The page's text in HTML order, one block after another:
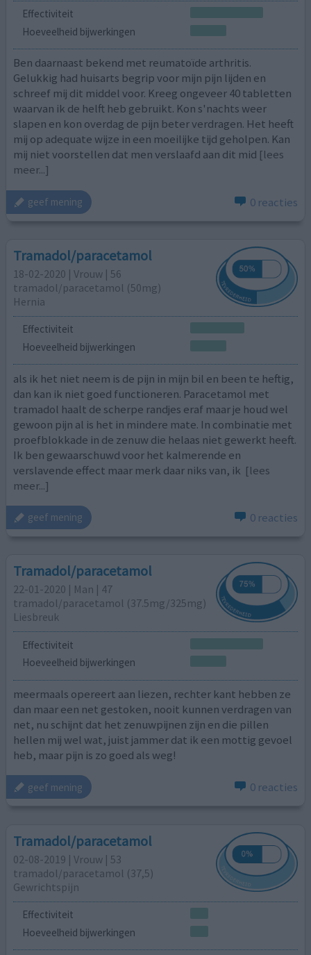
Effectiviteit
Hoeveelheid bijwerkingen
Ben daarnaast bekend met reumatoïde arthritis.
Gelukkig had huisarts begrip voor mijn pijn lijden en
schreef mij dit middel voor. Kreeg ongeveer 40 tabletten
waarvan ik de helft heb gebruikt. Kon s'nachts weer
slapen en kon overdag de pijn beter verdragen. Het heeft
mij op adequate wijze in een moeilijke tijd geholpen. Kan
mij niet voorstellen dat men verslaafd aan dit mid [lees
meer...]
geef mening 0 reacties
Tramadol/paracetamol
18-02-2020 | Vrouw | 56
tramadol/paracetamol (50mg)
Hernia
Effectiviteit
Hoeveelheid bijwerkingen
als ik het niet neem is de pijn in mijn bil en been te heftig,
dan kan ik niet goed functioneren. Paracetamol met
tramadol haalt de scherpe randjes eraf maar je houd wel
gewoon pijn al is het in mindere mate. In combinatie met
proefblokkade in de zenuw die helaas niet gewerkt heeft.
Ik ben gewaarschuwd voor het kalmerende en
verslavende effect maar merk daar niks van, ik [lees
meer...]
geef mening 0 reacties
Tramadol/paracetamol
22-01-2020 | Man | 47
tramadol/paracetamol (37.5mg/325mg)
Liesbreuk
Effectiviteit
Hoeveelheid bijwerkingen
meermaals opereert aan liezen, rechter kant hebben ze
dan maar een net gestoken, nooit kunnen verdragen van
net, nu schijnt dat het zenuwpijnen zijn en die pillen
hellen mij wel wat, juist jammer dat ik een mottig gevoel
heb, maar pijn is zo goed als weg!
geef mening 0 reacties
Tramadol/paracetamol
02-08-2019 | Vrouw | 53
tramadol/paracetamol (37,5)
Gewrichtspijn
Effectiviteit
Hoeveelheid bijwerkingen